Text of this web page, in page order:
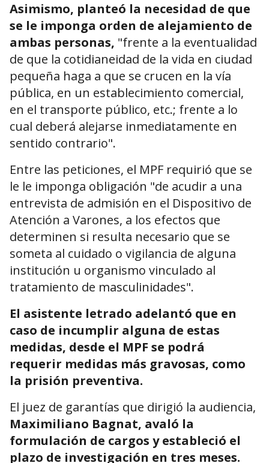
Asimismo, planteó la necesidad de que
se le imponga orden de alejamiento de
ambas personas, "frente a la eventualidad
de que la cotidianeidad de la vida en ciudad
pequeña haga a que se crucen en la vía
pública, en un establecimiento comercial,
en el transporte público, etc.; frente a lo
cual deberá alejarse inmediatamente en
sentido contrario".
Entre las peticiones, el MPF requirió que se
le le imponga obligación "de acudir a una
entrevista de admisión en el Dispositivo de
Atención a Varones, a los efectos que
determinen si resulta necesario que se
someta al cuidado o vigilancia de alguna
institución u organismo vinculado al
tratamiento de masculinidades".
El asistente letrado adelantó que en
caso de incumplir alguna de estas
medidas, desde el MPF se podrá
requerir medidas más gravosas, como
la prisión preventiva.
El juez de garantías que dirigió la audiencia,
Maximiliano Bagnat, avaló la
formulación de cargos y estableció el
plazo de investigación en tres meses.